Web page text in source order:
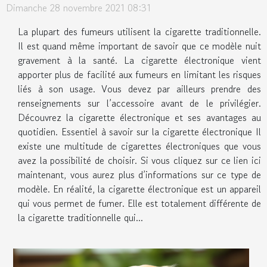
Dimanche 28 novembre 2021 08:31
La plupart des fumeurs utilisent la cigarette traditionnelle.
Il est quand même important de savoir que ce modèle nuit
gravement à la santé. La cigarette électronique vient
apporter plus de facilité aux fumeurs en limitant les risques
liés à son usage. Vous devez par ailleurs prendre des
renseignements sur l’accessoire avant de le privilégier.
Découvrez la cigarette électronique et ses avantages au
quotidien. Essentiel à savoir sur la cigarette électronique Il
existe une multitude de cigarettes électroniques que vous
avez la possibilité de choisir. Si vous cliquez sur ce lien ici
maintenant, vous aurez plus d’informations sur ce type de
modèle. En réalité, la cigarette électronique est un appareil
qui vous permet de fumer. Elle est totalement différente de
la cigarette traditionnelle qui...